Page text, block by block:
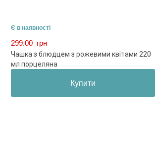
Є в наявності
299.00 грн
Чашка з блюдцем з рожевими квітами 220
мл порцеляна
Купити